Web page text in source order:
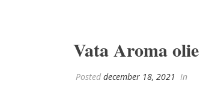
Vata Aroma olie
Posted december 18, 2021 In